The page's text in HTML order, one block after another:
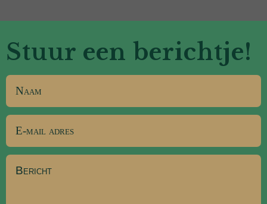
Stuur een berichtje!